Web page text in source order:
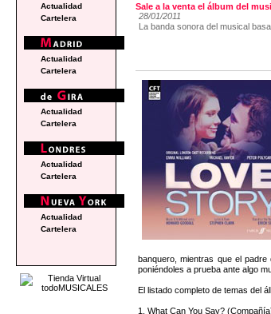
Sale a la venta el álbum del
28/01/2011
La banda sonora del musical
banquero, mientras que el
poniéndoles a prueba ante algo
El listado completo de temas del
1. What Can You Say?
Actualidad
Cartelera
Actualidad
Cartelera
Actualidad
Cartelera
Actualidad
Cartelera
Actualidad
Cartelera